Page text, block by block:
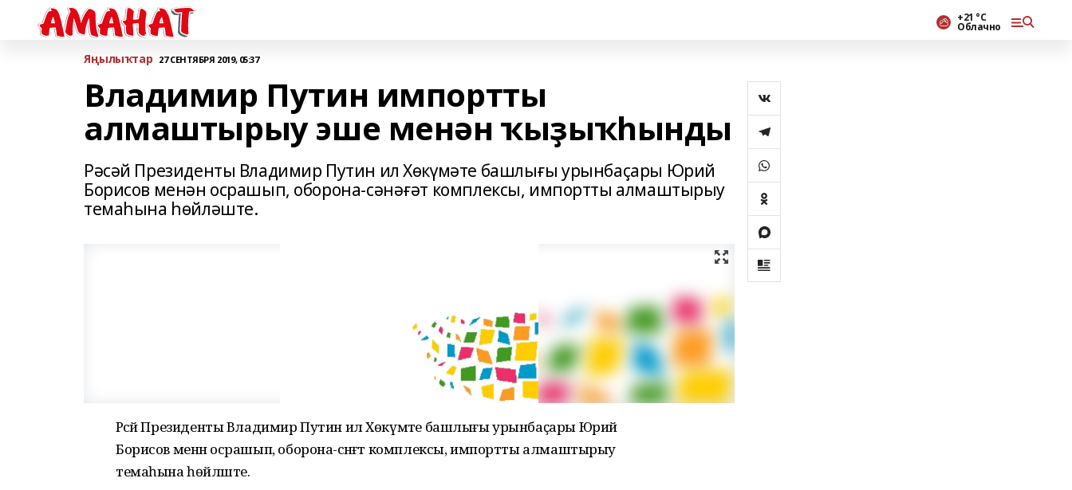
+21 °С
Облачно
Яңылыҡтар 27 СЕНТЯБРЯ 2019, 05:37
Владимир Путин импортты
алмаштырыу эше менән ҡыҙыҡһынды
Рәсәй Президенты Владимир Путин ил Хөкүмәте башлығы урынбаҫары Юрий
Борисов менән осрашып, оборона-сәнәғәт комплексы, импортты алмаштырыу
темаһына һөйләште.
Рәсәй Президенты Владимир Путин ил Хөкүмәте башлығы урынбаҫары Юрий
Борисов менән осрашып, оборона-сәнәғәт комплексы, импортты алмаштырыу
темаһына һөйләште.